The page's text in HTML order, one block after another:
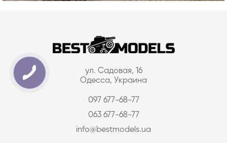
ул. Садовая, 16
Одесса, Украина
097 677-68-77
063 677-68-77
info@bestmodels.ua